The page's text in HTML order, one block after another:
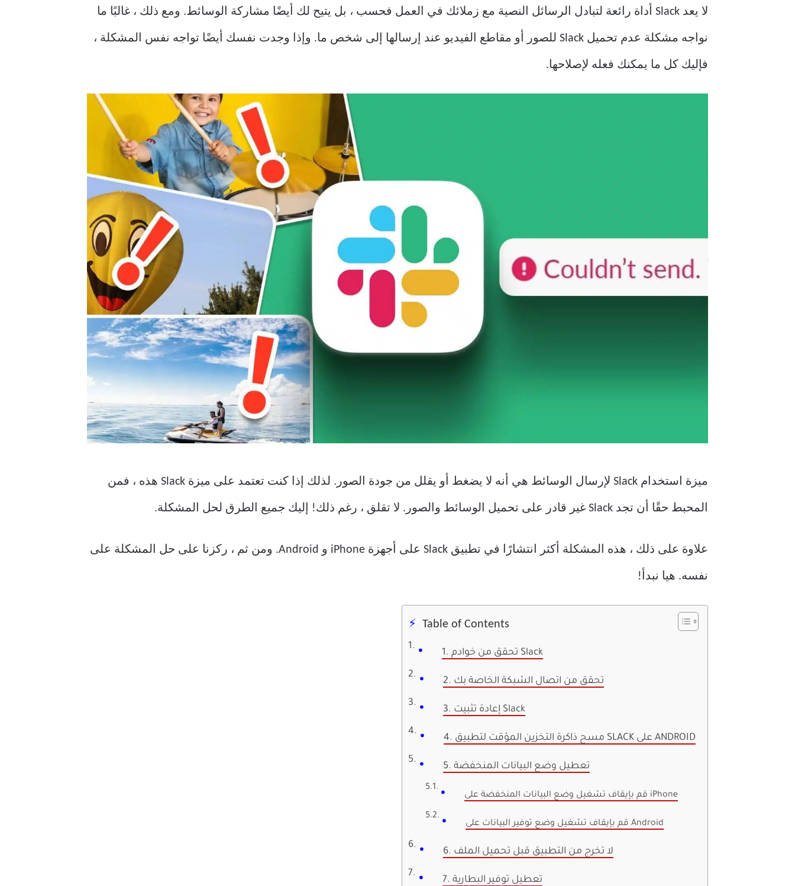
لا يعد Slack أداة رائعة لتبادل الرسائل النصية مع زملائك في العمل فحسب ، بل يتيح لك أيضًا مشاركة الوسائط. ومع ذلك ، غالبًا ما
نواجه مشكلة عدم تحميل Slack للصور أو مقاطع الفيديو عند إرسالها إلى شخص ما. وإذا وجدت نفسك أيضًا تواجه نفس المشكلة ،
فإليك كل ما يمكنك فعله لإصلاحها.
ميزة استخدام Slack لإرسال الوسائط هي أنه لا يضغط أو يقلل من جودة الصور. لذلك إذا كنت تعتمد على ميزة Slack هذه ، فمن
المحبط حقًا أن تجد Slack غير قادر على تحميل الوسائط والصور. لا تقلق ، رغم ذلك! إليك جميع الطرق لحل المشكلة.
علاوة على ذلك ، هذه المشكلة أكثر انتشارًا في تطبيق Slack على أجهزة iPhone و Android. ومن ثم ، ركزنا على حل المشكلة على
نفسه. هيا نبدأ!
Table of Contents
1. تحقق من خوادم Slack
2. تحقق من اتصال الشبكة الخاصة بك
3. إعادة تثبيت Slack
4. مسح ذاكرة التخزين المؤقت لتطبيق SLACK على ANDROID
5. تعطيل وضع البيانات المنخفضة
قم بإيقاف تشغيل وضع البيانات المنخفضة على iPhone
قم بإيقاف تشغيل وضع توفير البيانات على Android
6. لا تخرج من التطبيق قبل تحميل الملف
7. تعطيل توفير البطارية